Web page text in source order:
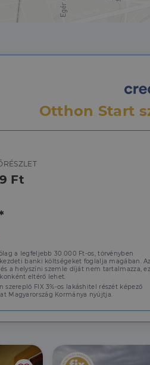
Otthon Start
Ft
a legfeljebb 30.000 Ft-os, törvényben
banki költségeket foglalja magában. Az
a helyszíni szemle díját nem tartalmazza,
eltérő lehet.
szereplő FIX 3%-os lakáshitel részét képező
Magyarország Kormánya nyújtja.
és a
látogatói cookie-
a Cookie-
a weboldal
- amely jelentős
Ez a
minden
hogy a
amelyet a
valós
amelyet a
hogy a tárolt